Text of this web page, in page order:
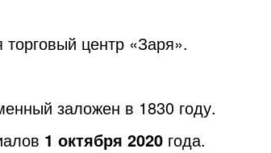
центр «Заря».
заложен в 1830 году.
1 октября 2020 года.